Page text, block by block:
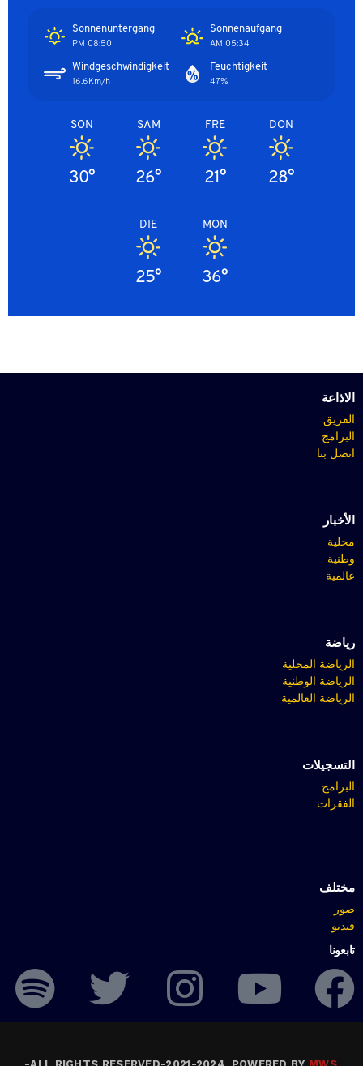
Sonnenaufgang
05:34 AM
Sonnenuntergang
08:50 PM
Feuchtigkeit
47%
Windgeschwindigkeit
16.6Km/h
DON
28°
FRE
21°
SAM
26°
SON
30°
MON
36°
DIE
25°
الاذاعة
الفريق
البرامج
اتصل بنا
الأخبار
محلية
وطنية
عالمية
رياضة
الرياضة المحلية
الرياضة الوطنية
الرياضة العالمية
التسجيلات
البرامج
الفقرات
مختلف
صور
فيديو
تابعونا